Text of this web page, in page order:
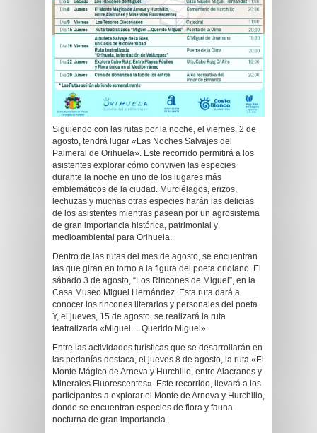
Siguiendo con las rutas por la noche, el viernes, 2 de
agosto, tendrá lugar «Las Noches Salvajes del
Palmeral de Orihuela». Este recorrido permitirá a los
asistentes explorar cómo conviven las especies
durante la noche en uno de los lugares más
emblemáticos de la ciudad. Murciélagos, erizos,
lechuzas y muchas otras especies harán las delicias
de los asistentes mientras pasean por un agrosistema
de gran importancia histórica, patrimonial y
medioambiental para Orihuela.
Dentro de las rutas del mes de agosto, se encuentran
las que giran en torno a la figura del poeta oriolano. El
sábado 3 de agosto, “Los Rincones de Miguel”, en la
Casa Museo Miguel Hernández. Esta ruta dará a
conocer los rincones literarios y personales del poeta.
Y, el jueves, 15 de agosto, se realizará la ruta
teatralizada «Miguel… Querido Miguel».
Entre las actividades turísticas que se desarrollarán en
las pedanías destaca, el jueves 8 de agosto, la ruta «El
Monte Mágico de Arneva y Hurchillo, entre Alacranes y
Minerales Fluorescentes». Este recorrido, llevará a los
participantes a explorar el Monte de Arneva y Hurchillo,
donde se encuentran especies de flora y fauna
nocturna de gran importancia.